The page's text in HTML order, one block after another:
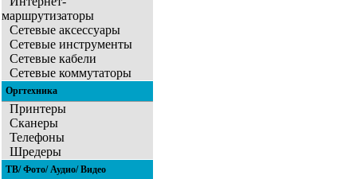
маршрутизаторы
Сетевые аксессуары
Сетевые инструменты
Сетевые кабели
Сетевые коммутаторы
Оргтехника
Принтеры
Сканеры
Телефоны
Шредеры
ТВ/ Фото/ Аудио/ Видео